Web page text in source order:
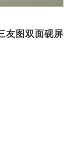
友图双面砚屏